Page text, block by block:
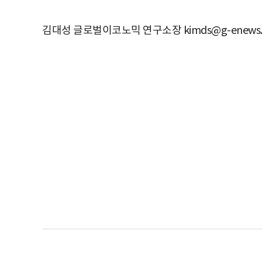
김대성 글로벌이코노믹 연구소장 kimds@g-